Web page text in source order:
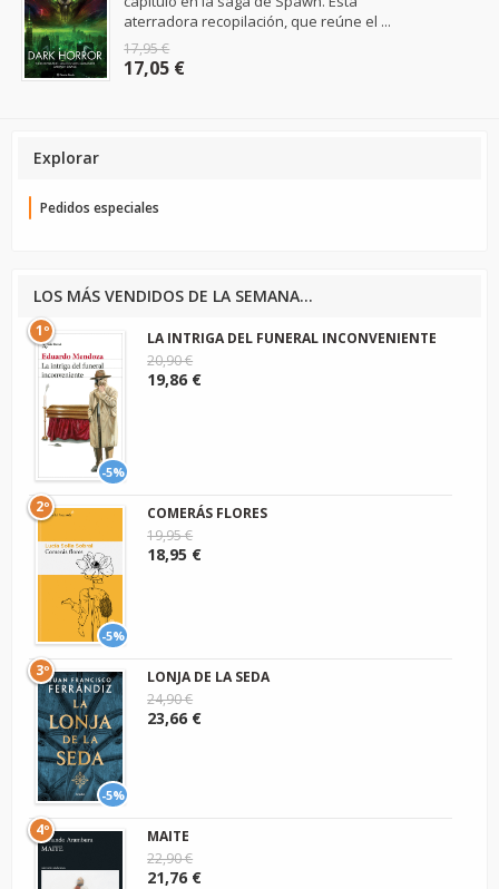
aterradora recopilación, que reúne el ...
17,95 €
17,05 €
Explorar
Pedidos especiales
LOS MÁS VENDIDOS DE LA SEMANA...
-5%
1º
LA INTRIGA DEL FUNERAL INCONVENIENTE
20,90 €
19,86 €
-5%
2º
COMERÁS FLORES
19,95 €
18,95 €
-5%
3º
LONJA DE LA SEDA
24,90 €
23,66 €
4º
MAITE
22,90 €
21,76 €